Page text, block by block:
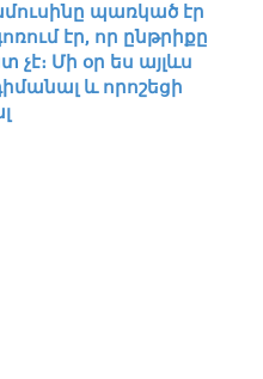
ամուսինը պառկած էր
էր, որ ընթրիքը
Մի օր ես այլևս
և որոշեցի